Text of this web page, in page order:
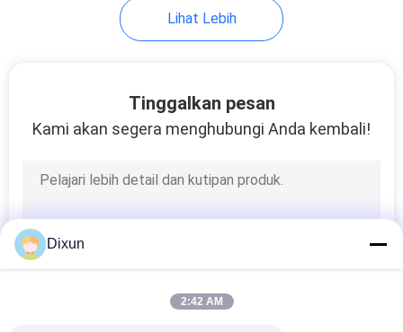
membuat mesin
Mesin menggambar
kawat baja
22
Lihat Lebih
Tinggalkan pesan
Kami akan segera menghubungi Anda kembali!
Dixun
2:42 AM